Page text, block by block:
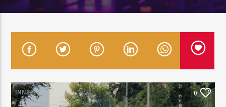
TERAZ GRAMY
TYTUŁ
ARTYSTA
INNE 0